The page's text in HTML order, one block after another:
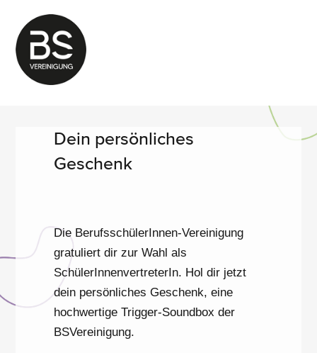
Inhalt
springen
Dein persönliches
Geschenk
Die BerufsschülerInnen-Vereinigung
gratuliert dir zur Wahl als
SchülerInnenvertreterIn. Hol dir jetzt
dein persönliches Geschenk, eine
hochwertige Trigger-Soundbox der
BSVereinigung.